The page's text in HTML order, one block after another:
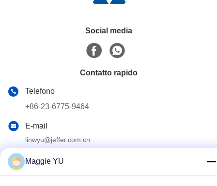
Social media
Contatto rapido
Telefono
+86-23-6775-9464
E-mail
linwyu@jeffer.com.cn
Indirizzo
Maggie YU